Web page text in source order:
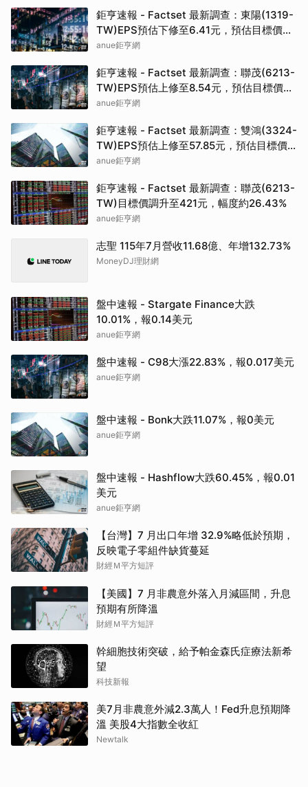
鉅亨速報 - Factset 最新調查：東陽(1319-
TW)EPS預估下修至6.41元，預估目標價為
100元
anue鉅亨網
鉅亨速報 - Factset 最新調查：聯茂(6213-
TW)EPS預估上修至8.54元，預估目標價為
421元
anue鉅亨網
鉅亨速報 - Factset 最新調查：雙鴻(3324-
TW)EPS預估上修至57.85元，預估目標價
為1335元
anue鉅亨網
鉅亨速報 - Factset 最新調查：聯茂(6213-
TW)目標價調升至421元，幅度約26.43%
anue鉅亨網
志聖 115年7月營收11.68億、年增132.73%
MoneyDJ理財網
盤中速報 - Stargate Finance大跌
10.01%，報0.14美元
anue鉅亨網
盤中速報 - C98大漲22.83%，報0.017美元
anue鉅亨網
盤中速報 - Bonk大跌11.07%，報0美元
anue鉅亨網
盤中速報 - Hashflow大跌60.45%，報0.01
美元
anue鉅亨網
【台灣】7 月出口年增 32.9%略低於預期，
反映電子零組件缺貨蔓延
財經Ｍ平方短評
【美國】7 月非農意外落入月減區間，升息
預期有所降溫
財經Ｍ平方短評
幹細胞技術突破，給予帕金森氏症療法新希
望
科技新報
美7月非農意外減2.3萬人！Fed升息預期降
溫 美股4大指數全收紅
Newtalk